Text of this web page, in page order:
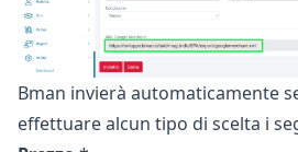
Bman invierà automaticamente
effettuare alcun tipo di scelta i